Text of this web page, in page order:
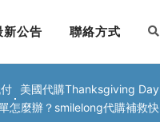
新公告 聯絡方式
美國代購Thanksgiving Day
怎麼辦？smilelong代購補救快